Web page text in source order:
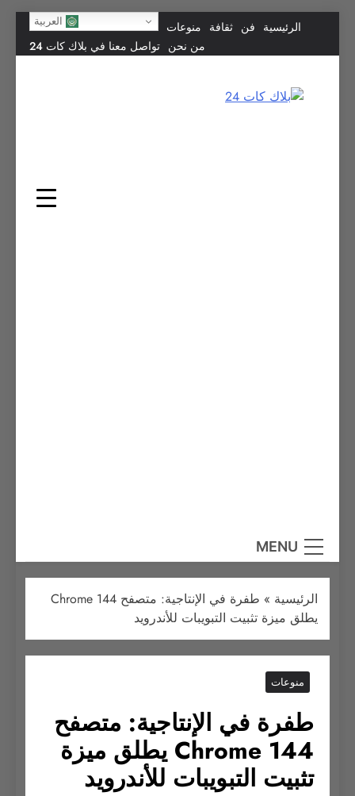
content
الرئيسية فن ثقافة منوعات العربية
من نحن تواصل معنا في بلاك كات 24
MENU
الرئيسية »
طفرة في الإنتاجية: متصفح Chrome 144
يطلق ميزة تثبيت التبويبات للأندرويد
منوعات
طفرة في الإنتاجية: متصفح
Chrome 144 يطلق ميزة
تثبيت التبويبات للأندرويد